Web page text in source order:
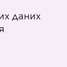
даних